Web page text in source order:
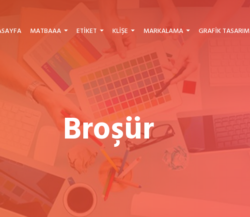
MATBAAA ETIKET KLIŞE MARKALAMA GRAFIK TASARIM
Broşür